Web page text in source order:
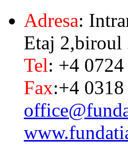
Adresa:
Etaj 2,biroul
Tel: +4
Fax:+4